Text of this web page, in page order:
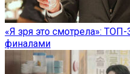
«Я зря это смотрела»:
финалами